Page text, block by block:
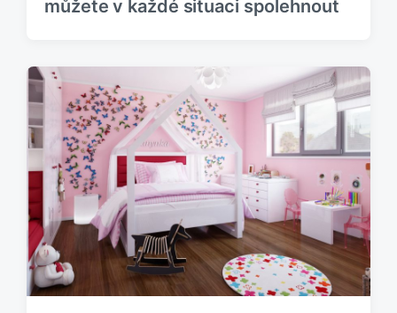
můžete v každé situaci spolehnout